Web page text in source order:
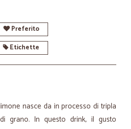
Preferito
Etichette
nasce da in processo di tripla
grano. In questo drink, il gusto